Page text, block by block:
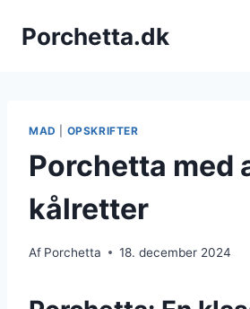
Porchetta.dk
MAD OPSKRIFTER
Porchetta med
kålretter
Af Porchetta 18. december 2024